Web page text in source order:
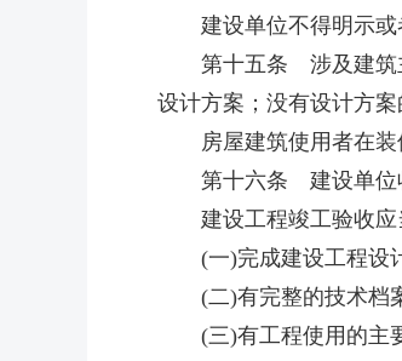
建设单位不得明示或者
第十五条 涉及建筑主
设计方案；没有设计方案
房屋建筑使用者在装
第十六条 建设单位收
建设工程竣工验收应
(一)完成建设工程设计
(二)有完整的技术档案
(三)有工程使用的主要